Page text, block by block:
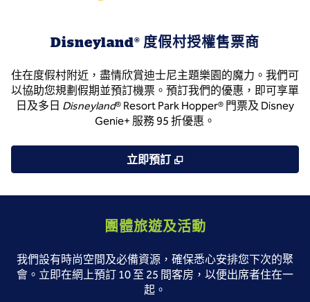
Disneyland® 度假村授權售票商
住在度假村附近，盡情欣賞迪士尼主題樂園的魔力。我們可
以協助您規劃假期並預訂機票。預訂我們的優惠，即可享單
日及多日 Disneyland® Resort Park Hopper® 門票及 Disney
Genie+ 服務 95 折優惠。
立即預訂 ,
團體旅遊及活動
我們設有時尚空間及必備資源，確保悉心安排您下次的聚
會。立即在網上預訂 10 至 25 間客房，以便出席者住在一
起。